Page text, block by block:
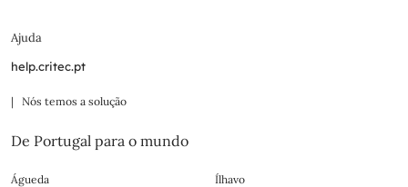
Ajuda
help.critec.pt
| Nós temos a solução
De Portugal para o mundo
Águeda
Ílhavo